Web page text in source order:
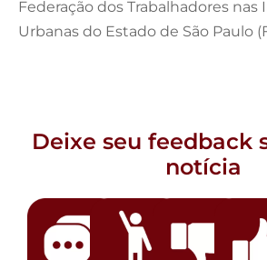
Federação dos Trabalhadores nas
Urbanas do Estado de São Paulo
Deixe seu feedback
notícia